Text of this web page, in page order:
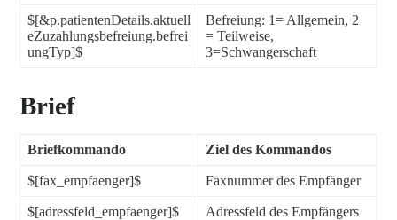
$[&p.patientenDetails.aktuell
eZuzahlungsbefreiung.befrei
ungTyp]$
Befreiung: 1= Allgemein, 2
= Teilweise,
3=Schwangerschaft
Brief
Briefkommando Ziel des Kommandos
$[fax_empfaenger]$ Faxnummer des Empfänger
$[adressfeld_empfaenger]$ Adressfeld des Empfängers